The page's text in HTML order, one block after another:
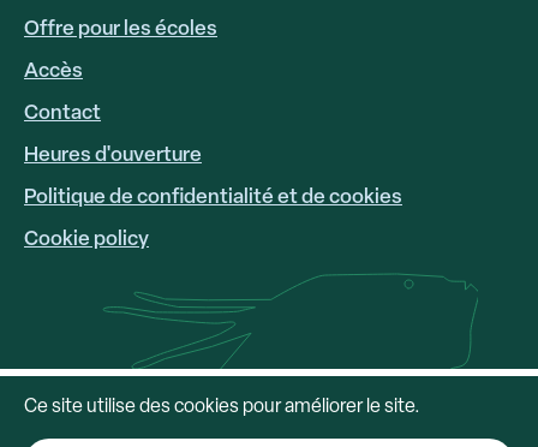
Offre pour les écoles
Ce site utilise des cookies pour améliorer le site.
FOOTER
LINKS
Accès
Contact
Heures d'ouverture
Politique de confidentialité et de cookies
Cookie policy